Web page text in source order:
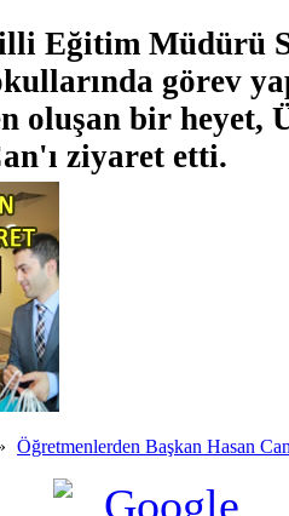
Eğitim Müdürü
görev
oluşan bir heyet,
ziyaret etti.
Öğretmenlerden Başkan Hasan